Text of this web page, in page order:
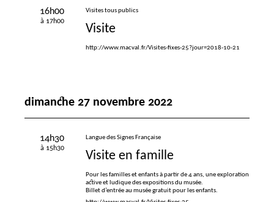
16h00
à 17h00
Visites tous publics
Visite
http://www.macval.fr/Visites-fixes-25?jour=2018-10-21
dimanche 27 novembre 2022
14h30
à 15h30
Langue des Signes Française
Visite en famille
Pour les familles et enfants à partir de 4 ans, une exploration
active et ludique des expositions du musée.
Billet d’entrée au musée gratuit pour les enfants.